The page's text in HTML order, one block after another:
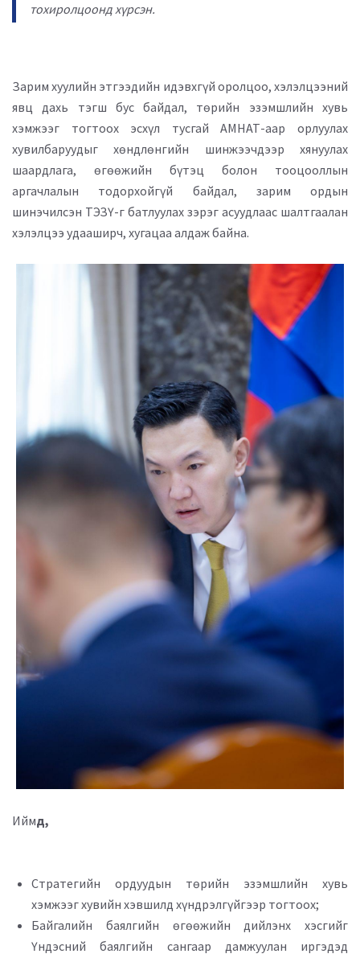
тохиролцоонд хүрсэн.
Зарим хуулийн этгээдийн идэвхгүй оролцоо, хэлэлцээний
явц дахь тэгш бус байдал, төрийн эзэмшлийн хувь
хэмжээг тогтоох эсхүл тусгай АМНАТ-аар орлуулах
хувилбаруудыг хөндлөнгийн шинжээчдээр хянуулах
шаардлага, өгөөжийн бүтэц болон тооцооллын
аргачлалын тодорхойгүй байдал, зарим ордын
шинэчилсэн ТЭЗҮ-г батлуулах зэрэг асуудлаас шалтгаалан
хэлэлцээ удааширч, хугацаа алдаж байна.
Иймд,
Стратегийн ордуудын төрийн эзэмшлийн хувь
хэмжээг хувийн хэвшилд хүндрэлгүйгээр тогтоох;
Байгалийн баялгийн өгөөжийн дийлэнх хэсгийг
Үндэсний баялгийн сангаар дамжуулан иргэдэд